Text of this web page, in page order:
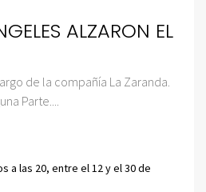
ALZARON EL
de la compañía La Zaranda.
Parte....
a las 20, entre el 12 y el 30 de